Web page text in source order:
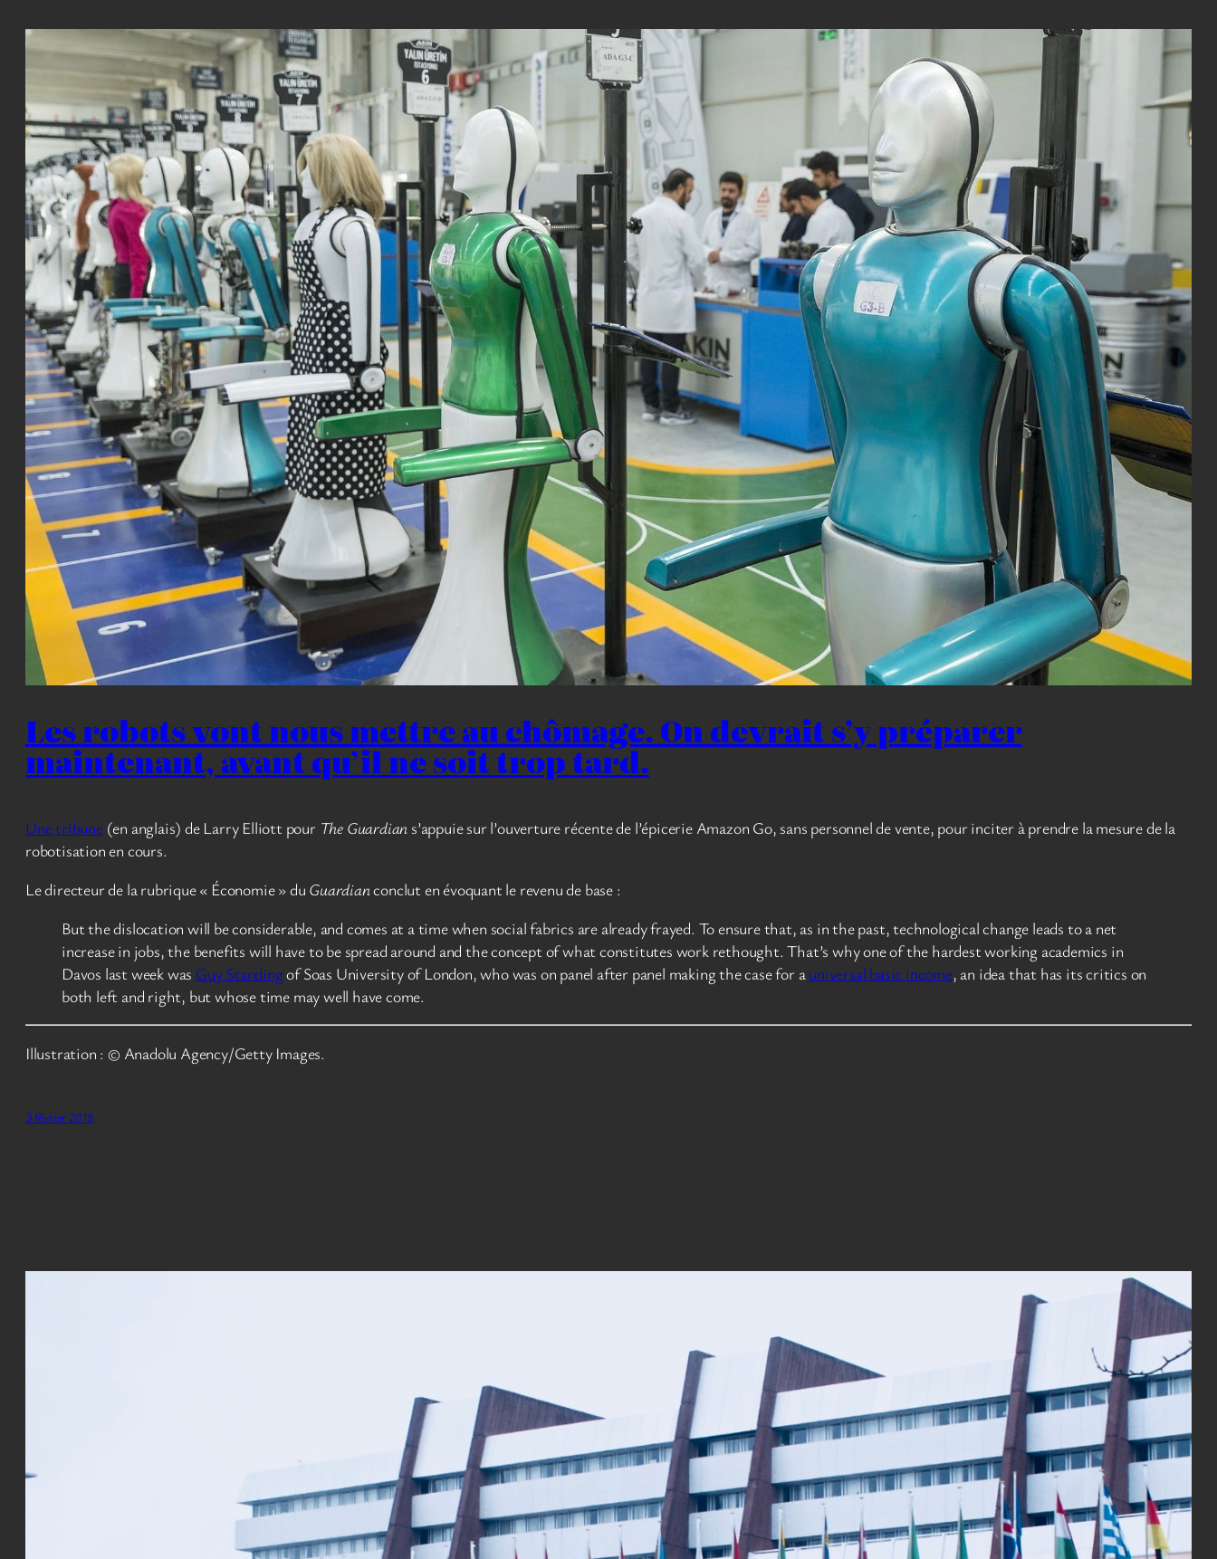
Les robots vont nous mettre au chômage. On devrait s’y préparer
maintenant, avant qu’il ne soit trop tard.
Une tribune(en anglais) de Larry Elliott pour The Guardians’appuie sur l’ouverture récente de l’épicerie Amazon Go, sans personnel de vente, pour inciter à prendre la mesure de la
robotisation en cours.
Le directeur de la rubrique « Économie » du Guardianconclut en évoquant le revenu de base :
But the dislocation will be considerable, and comes at a time when social fabrics are already frayed. To ensure that, as in the past, technological change leads to a net
increase in jobs, the benefits will have to be spread around and the concept of what constitutes work rethought. That’s why one of the hardest working academics in
Davos last week was Guy Standingof Soas University of London, who was on panel after panel making the case for auniversal basic income, an idea that has its critics on
both left and right, but whose time may well have come.
Illustration : © Anadolu Agency/Getty Images.
3 février 2018